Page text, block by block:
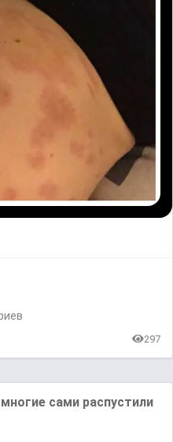
297
сами распустили